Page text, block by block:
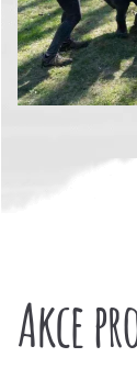
Akce